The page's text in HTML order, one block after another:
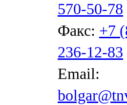
570-50-78
Факс: +7
236-12-83
Email: